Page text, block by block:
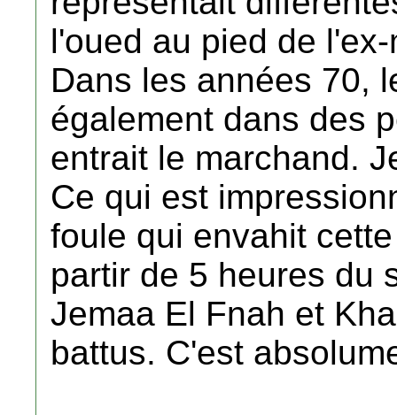
l'oued au pied de
Dans les années 70,
également dans des
entrait le marchand.
Ce qui est
foule qui envahit
partir de 5 heures du
Jemaa El Fnah et
battus. C'est